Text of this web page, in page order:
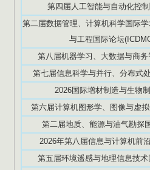
第四届人工智能与自动化控
第二届数据管理、计算机科学国际
与工程国际论坛
第八届机器学习、大数据与商
第七届信息科学与并行、分布式
2026国际增材制造与生物
第六届计算机图形学、图像与虚
第二届地质、能源与油气勘探
2026年第八届信息与计算机前
第五届环境遥感与地理信息技